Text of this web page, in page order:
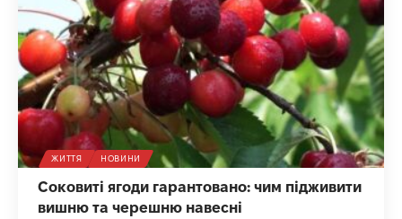
ЖИТТЯ НОВИНИ
Соковиті ягоди гарантовано: чим підживити
вишню та черешню навесні